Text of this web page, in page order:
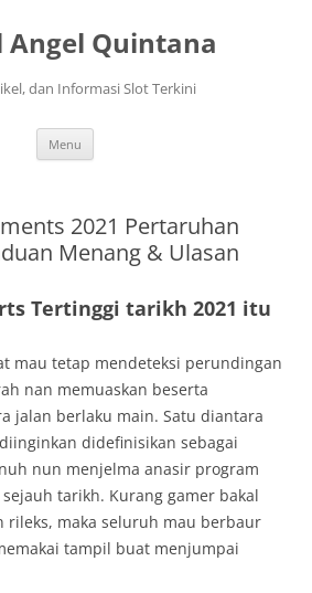
Angel Quintana
dan Informasi Slot Terkini
Menu
2021 Pertaruhan
Menang & Ulasan
Tertinggi tarikh 2021 itu
mau tetap mendeteksi perundingan
nan memuaskan beserta
jalan berlaku main. Satu diantara
didefinisikan sebagai
nun menjelma anasir program
tarikh. Kurang gamer bakal
rileks, maka seluruh mau berbaur
tampil buat menjumpai